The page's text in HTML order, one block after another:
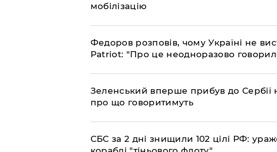
мобілізацію
​Федоров розповів, чому Україні не
Patriot: "Про це неодноразово
​Зеленський вперше прибув до Сербії
про що говоритимуть
​СБС за 2 дні знищили 102 цілі РФ: